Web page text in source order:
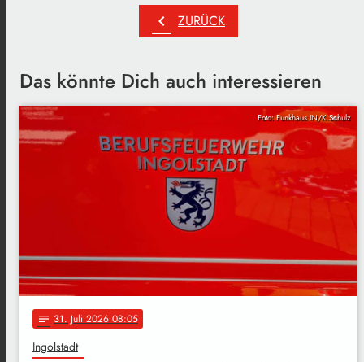
chevron_left ZURÜCK
Das könnte Dich auch interessieren
Foto: Funkhaus IN/K.Schulz
notes 31. Juli 2026 08:05
Ingolstadt